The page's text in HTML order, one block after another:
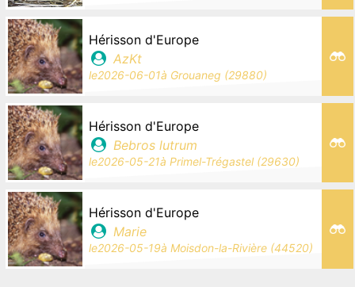
Hérisson d'Europe
AzKt
le2026-06-01à Grouaneg (29880)
Hérisson d'Europe
Bebros lutrum
le2026-05-21à Primel-Trégastel (29630)
Hérisson d'Europe
Marie
le2026-05-19à Moisdon-la-Rivière (44520)